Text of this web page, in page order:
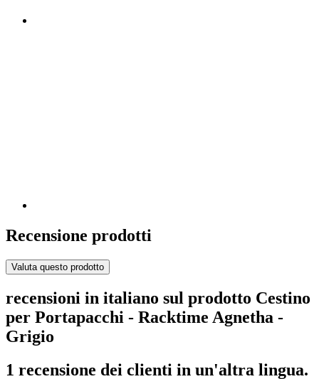
Recensione prodotti
Valuta questo prodotto
recensioni in italiano sul prodotto Cestino
per Portapacchi - Racktime Agnetha -
Grigio
1 recensione dei clienti in un'altra lingua.